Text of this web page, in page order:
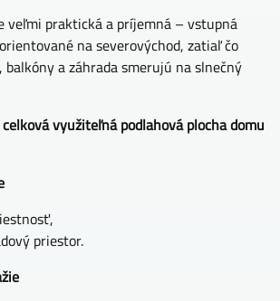
veľmi praktická a príjemná – vstupná
na severovýchod, zatiaľ čo
a záhrada smerujú na slnečný
využiteľná podlahová plocha domu
priestor.